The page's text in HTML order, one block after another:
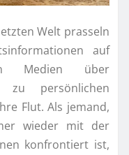
Welt prasseln
auf
Medien über
zu persönlichen
Flut. Als jemand,
wieder mit der
konfrontiert ist,